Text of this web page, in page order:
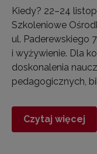
Kiedy? 22–24
Szkoleniowe
ul. Paderewskiego
i wyżywienie. Dla
doskonalenia
pedagogicznych,
Czytaj więcej